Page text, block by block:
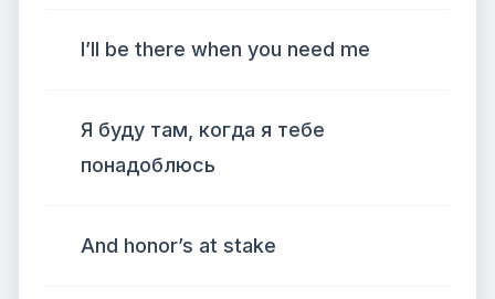
I’ll be there when you need me
Я буду там, когда я тебе
понадоблюсь
And honor’s at stake